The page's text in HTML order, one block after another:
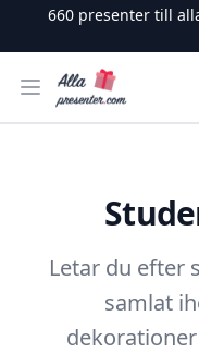
660presenter till
Öppna menyn
Alla Presenter
Letar du efter
samlat